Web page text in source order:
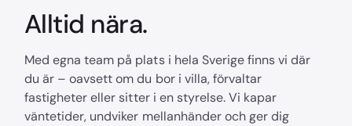
Alltid nära.
Med egna team på plats i hela Sverige finns vi där
du är – oavsett om du bor i villa, förvaltar
fastigheter eller sitter i en styrelse. Vi kapar
väntetider, undviker mellanhänder och ger dig